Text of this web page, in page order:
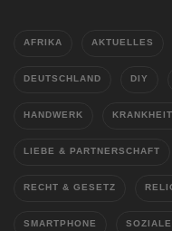
AFRIKA AKTUELLES
DEUTSCHLAND DIY
HANDWERK
LIEBE & PARTNERSCHAFT
RECHT & GESETZ
SMARTPHONE